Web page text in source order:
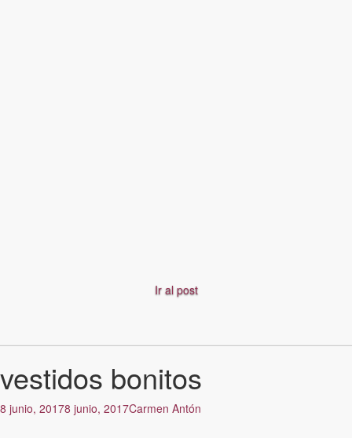
Ir al post
vestidos bonitos
8 junio, 20178 junio, 2017Carmen Antón